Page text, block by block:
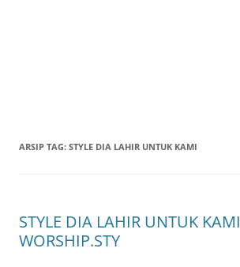
ARSIP TAG: STYLE DIA LAHIR UNTUK KAMI
STYLE DIA LAHIR UNTUK KAMI
WORSHIP.STY